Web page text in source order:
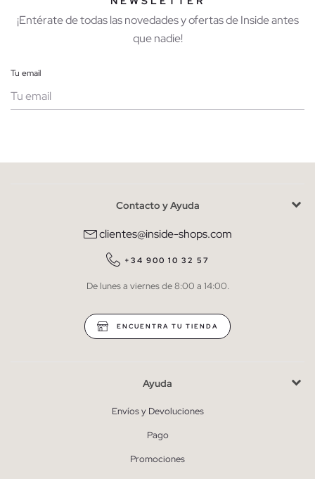
¡Entérate de todas las novedades y ofertas de Inside antes
que nadie!
Tu email
He leído y entiendo lapolítica de privacidad
QUIERO SUSCRIBIRME
* Puedes cancelar la suscripción en cualquier momento.
Contacto y Ayuda
clientes@inside-shops.com
+34 900 10 32 57
De lunes a viernes de 8:00 a 14:00.
ENCUENTRA TU TIENDA
Ayuda
Envíos y Devoluciones
Pago
Promociones